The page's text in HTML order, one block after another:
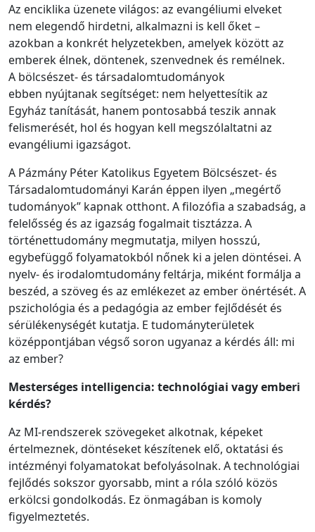
Az enciklika üzenete világos: az evangéliumi elveket
nem elegendő hirdetni, alkalmazni is kell őket –
azokban a konkrét helyzetekben, amelyek között az
emberek élnek, döntenek, szenvednek és remélnek.
A bölcsészet- és társadalomtudományok
ebben nyújtanak segítséget: nem helyettesítik az
Egyház tanítását, hanem pontosabbá teszik annak
felismerését, hol és hogyan kell megszólaltatni az
evangéliumi igazságot.
A Pázmány Péter Katolikus Egyetem Bölcsészet- és
Társadalomtudományi Karán éppen ilyen „megértő
tudományok” kapnak otthont. A filozófia a szabadság, a
felelősség és az igazság fogalmait tisztázza. A
történettudomány megmutatja, milyen hosszú,
egybefüggő folyamatokból nőnek ki a jelen döntései. A
nyelv- és irodalomtudomány feltárja, miként formálja a
beszéd, a szöveg és az emlékezet az ember önértését. A
pszichológia és a pedagógia az ember fejlődését és
sérülékenységét kutatja. E tudományterületek
középpontjában végső soron ugyanaz a kérdés áll: mi
az ember?
Mesterséges intelligencia: technológiai vagy emberi
kérdés?
Az MI-rendszerek szövegeket alkotnak, képeket
értelmeznek, döntéseket készítenek elő, oktatási és
intézményi folyamatokat befolyásolnak. A technológiai
fejlődés sokszor gyorsabb, mint a róla szóló közös
erkölcsi gondolkodás. Ez önmagában is komoly
figyelmeztetés.